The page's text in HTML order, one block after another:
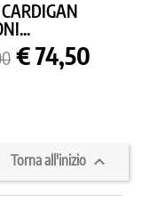
Prezzo
€ 74,50
Torna all'inizio 